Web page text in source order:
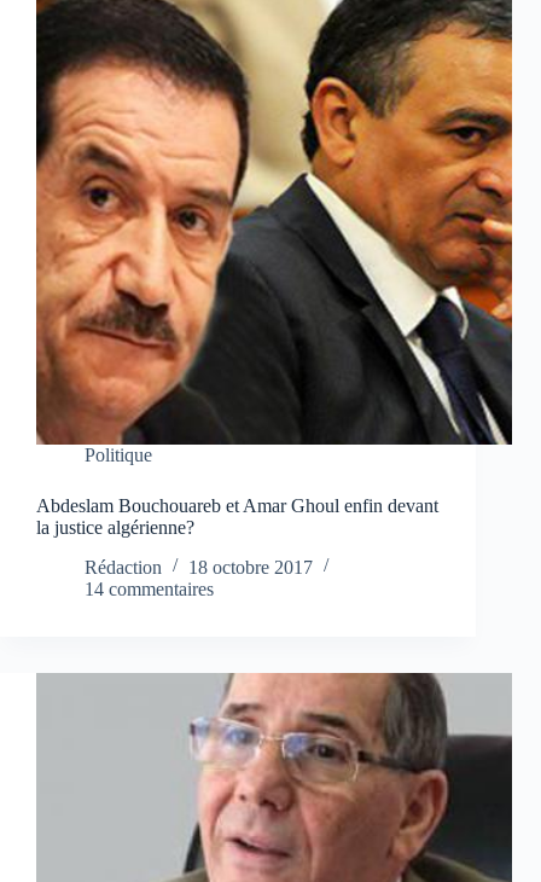
Politique
Abdeslam Bouchouareb et Amar Ghoul enfin devant
la justice algérienne?
Rédaction
18 octobre 2017
14 commentaires